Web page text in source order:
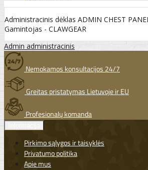
Administracinis dėklas ADMIN CHEST
Gamintojas - CLAWGEAR
Admin administracinis
Nemokamos konsultacijos 24/7
Greitas pristatymas Lietuvoje ir EU
Profesionalų komanda
Pirkimo sąlygos ir taisyklės
Privatumo politika
Apie mus